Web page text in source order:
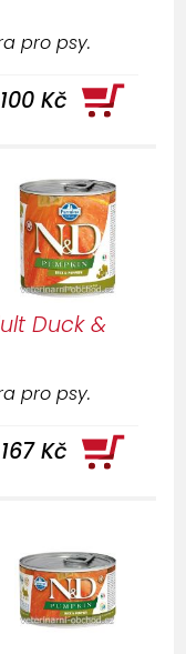
pro psy.
100 Kč
Duck &
pro psy.
167 Kč